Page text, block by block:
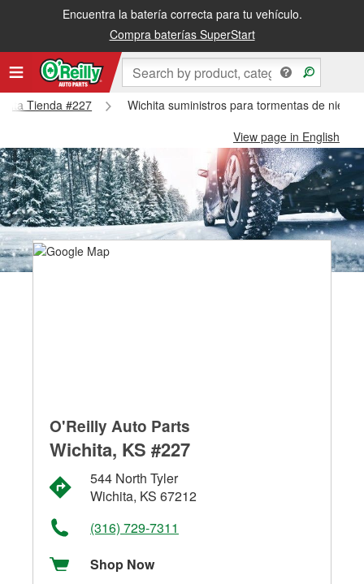
Encuentra la batería correcta para tu vehículo.
Compra baterías SuperStart
Tienda #227
Wichita suministros para tormentas de nieve
View page in English
O'Reilly Auto Parts
Wichita, KS #227
544 North Tyler
Wichita, KS 67212
(316) 729-7311
Shop Now